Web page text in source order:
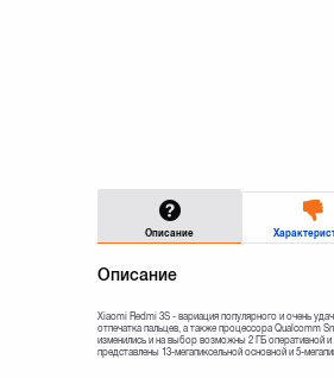
Описание
Описание
Xiaomi Redmi 3S - вариация популярного и очень
отпечатка пальцев, а также процессора Qualcomm
изменились и на выбор возможны 2 ГБ оперативной
представлены 13-мегапиксельной основной и 5-